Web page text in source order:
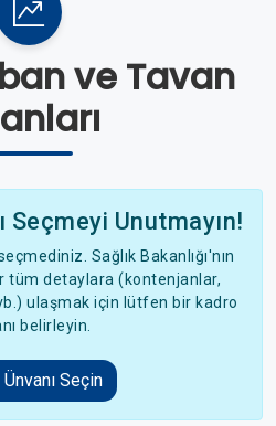
ve Tavan
Seçmeyi Unutmayın!
Sağlık Bakanlığı'nın
tüm detaylara (kontenjanlar,
ulaşmak için lütfen bir kadro
belirleyin.
Seçin